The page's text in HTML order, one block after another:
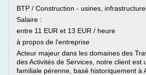
BTP / Construction - usines,
Salaire :
entre 11 EUR et 13 EUR / heure
à propos de l'entreprise
Acteur majeur dans les domaines des
des Activités de Services, notre client est
familiale pérenne, basé historiquement à